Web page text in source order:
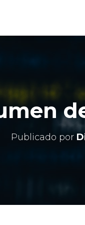
Publicado por